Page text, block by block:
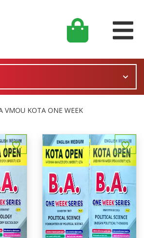
VMOU KOTA ONE WEEK